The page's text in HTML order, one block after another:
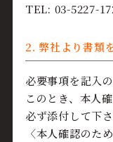
TEL: 03-5227-
2. 弊社より書類
必要事項を記入
このとき、本人
必ず添付して下さ
〈本人確認のた